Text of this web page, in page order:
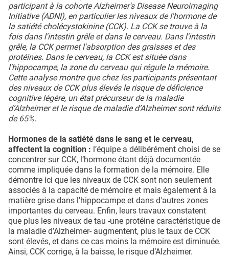
participant à la cohorte Alzheimer's Disease Neuroimaging
Initiative (ADNI), en particulier les niveaux de l'hormone de
la satiété cholécystokinine (CCK). La CCK se trouve à la
fois dans l'intestin grêle et dans le cerveau. Dans l'intestin
grêle, la CCK permet l'absorption des graisses et des
protéines. Dans le cerveau, la CCK est située dans
l'hippocampe, la zone du cerveau qui régule la mémoire.
Cette analyse montre que chez les participants présentant
des niveaux de CCK plus élevés le risque de déficience
cognitive légère, un état précurseur de la maladie
d’Alzheimer et le risque de maladie d’Alzheimer sont réduits
de 65%.
Hormones de la satiété dans le sang et le cerveau,
affectent la cognition : l’équipe a délibérément choisi de se
concentrer sur CCK, l’hormone étant déjà documentée
comme impliquée dans la formation de la mémoire. Elle
démontre ici que les niveaux de CCK sont non seulement
associés à la capacité de mémoire et mais également à la
matière grise dans l'hippocampe et dans d'autres zones
importantes du cerveau. Enfin, leurs travaux constatent
que plus les niveaux de tau -une protéine caractéristique de
la maladie d’Alzheimer- augmentent, plus le taux de CCK
sont élevés, et dans ce cas moins la mémoire est diminuée.
Ainsi, CCK corrige, à la baisse, le risque d’Alzheimer.